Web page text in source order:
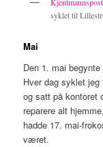
syklet til
Mai
Den 1. mai
Hver dag syklet
og satt på kontoret
reparere alt
hadde 17. mai-
været.